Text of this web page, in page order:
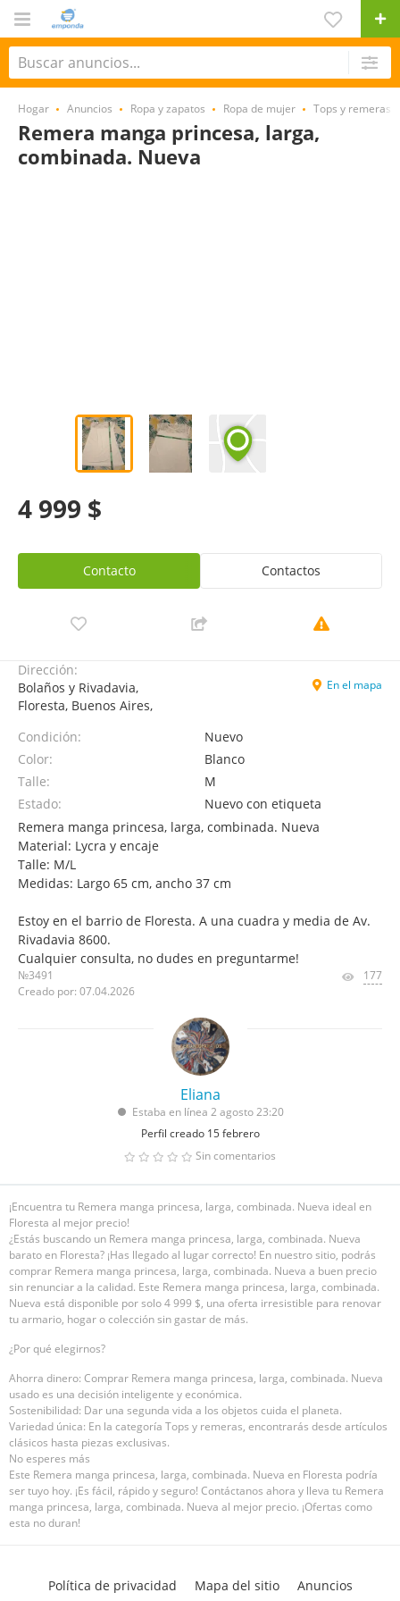
Hogar Anuncios Ropa y zapatos Ropa de mujer Tops y remeras
Remera manga princesa, larga,
combinada. Nueva
4 999 $
Contacto Contactos
Dirección:
Bolaños y Rivadavia,
Floresta, Buenos Aires,
En el mapa
Condición:
Nuevo
Color:
Blanco
Talle:
M
Estado:
Nuevo con etiqueta
Remera manga princesa, larga, combinada. Nueva
Material: Lycra y encaje
Talle: M/L
Medidas: Largo 65 cm, ancho 37 cm
Estoy en el barrio de Floresta. A una cuadra y media de Av.
Rivadavia 8600.
Cualquier consulta, no dudes en preguntarme!
№3491
Creado por: 07.04.2026
177
Eliana
Estaba en línea 2 agosto 23:20
Perfil creado 15 febrero
Sin comentarios
¡Encuentra tu Remera manga princesa, larga, combinada. Nueva ideal en
Floresta al mejor precio!
¿Estás buscando un Remera manga princesa, larga, combinada. Nueva
barato en Floresta? ¡Has llegado al lugar correcto! En nuestro sitio, podrás
comprar Remera manga princesa, larga, combinada. Nueva a buen precio
sin renunciar a la calidad. Este Remera manga princesa, larga, combinada.
Nueva está disponible por solo 4 999 $, una oferta irresistible para renovar
tu armario, hogar o colección sin gastar de más.
¿Por qué elegirnos?
Ahorra dinero: Comprar Remera manga princesa, larga, combinada. Nueva
usado es una decisión inteligente y económica.
Sostenibilidad: Dar una segunda vida a los objetos cuida el planeta.
Variedad única: En la categoría Tops y remeras, encontrarás desde artículos
clásicos hasta piezas exclusivas.
No esperes más
Este Remera manga princesa, larga, combinada. Nueva en Floresta podría
ser tuyo hoy. ¡Es fácil, rápido y seguro! Contáctanos ahora y lleva tu Remera
manga princesa, larga, combinada. Nueva al mejor precio. ¡Ofertas como
esta no duran!
Política de privacidad Mapa del sitio Anuncios